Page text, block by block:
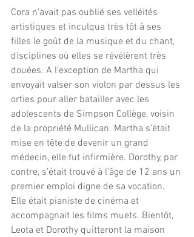
Cora n’avait pas oublié ses velléités
artistiques et inculqua très tôt à ses
filles le goût de la musique et du chant,
disciplines où elles se révélèrent très
douées. A l’exception de Martha qui
envoyait valser son violon par dessus les
orties pour aller batailler avec les
adolescents de Simpson Collège, voisin
de la propriété Mullican. Martha s’était
mise en tête de devenir un grand
médecin, elle fut infirmière. Dorothy, par
contre, s’était trouvé à l’âge de 12 ans un
premier emploi digne de sa vocation.
Elle était pianiste de cinéma et
accompagnait les films muets. Bientôt,
Leota et Dorothy quitteront la maison